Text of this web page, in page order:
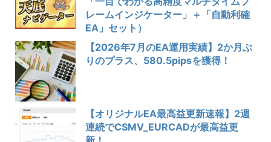
レームインジケーター」＋「自動利確
EA」セット）
【2026年7月のEA運用実績】2か月ぶ
りのプラス、580.5pipsを獲得！
【オリジナルEA最高益更新速報】2週
連続でCSMV_EURCADが最高益更